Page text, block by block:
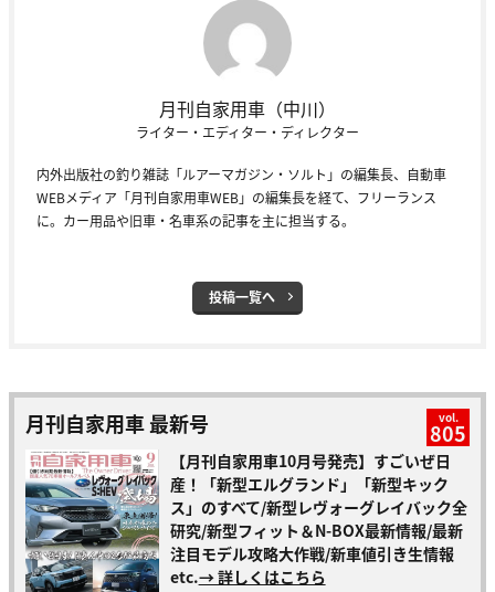
月刊自家用車（中川）
ライター・エディター・ディレクター
内外出版社の釣り雑誌「ルアーマガジン・ソルト」の編集長、自動車
WEBメディア「月刊自家用車WEB」の編集長を経て、フリーランス
に。カー用品や旧車・名車系の記事を主に担当する。
投稿一覧へ
月刊自家用車 最新号 vol.
805
【月刊自家用車10月号発売】すごいぜ日
産！「新型エルグランド」「新型キック
ス」のすべて/新型レヴォーグレイバック全
研究/新型フィット＆N-BOX最新情報/最新
注目モデル攻略大作戦/新車値引き生情報
etc.→ 詳しくはこちら